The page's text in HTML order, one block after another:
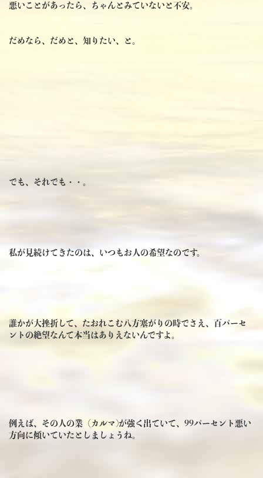
悪いことがあったら、ちゃんとみていないと不安。
だめなら、だめと、知りたい、と。
でも、それでも・・。
私が見続けてきたのは、いつもお人の希望なのです。
誰かが大挫折して、たおれこむ八方塞がりの時でさえ、百パーセ
ントの絶望なんて本当はありえないんですよ。
例えば、その人の業（カルマ)が強く出ていて、99パーセント悪い
方向に傾いていたとしましょうね。